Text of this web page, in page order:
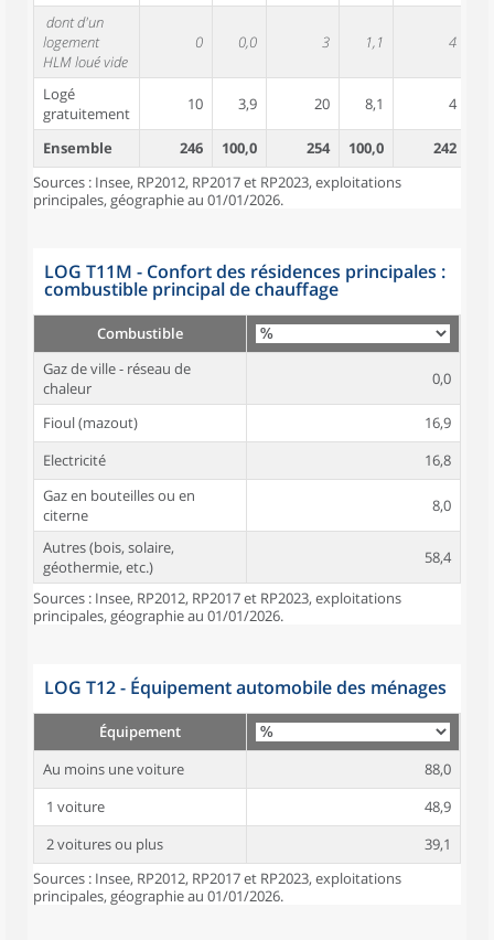
dont d'un
logement
HLM loué vide
0 0,0 3 1,1 4
Logé
gratuitement
10 3,9 20 8,1 4
Ensemble 246 100,0 254 100,0 242
Sources : Insee, RP2012, RP2017 et RP2023, exploitations
principales, géographie au 01/01/2026.
LOG T11M - Confort des résidences principales :
combustible principal de chauffage
Combustible
Gaz de ville - réseau de
chaleur
0,0
Fioul (mazout)
16,9
Electricité
16,8
Gaz en bouteilles ou en
citerne
8,0
Autres (bois, solaire,
géothermie, etc.)
58,4
Sources : Insee, RP2012, RP2017 et RP2023, exploitations
principales, géographie au 01/01/2026.
LOG T12 - Équipement automobile des ménages
Équipement
Au moins une voiture
88,0
1 voiture
48,9
2 voitures ou plus
39,1
Sources : Insee, RP2012, RP2017 et RP2023, exploitations
principales, géographie au 01/01/2026.